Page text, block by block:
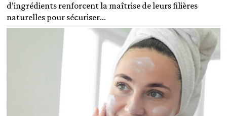
d’ingrédients renforcent la maîtrise de leurs filières
naturelles pour sécuriser...